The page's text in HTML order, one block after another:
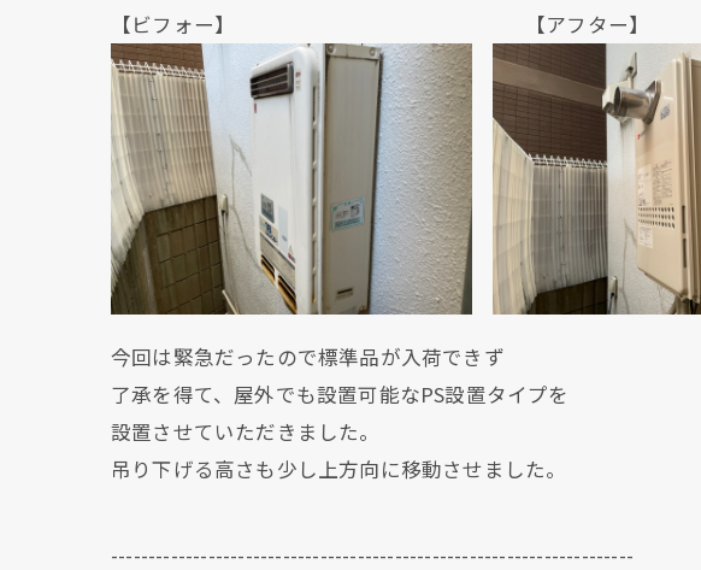
【ビフォー】 【アフター】
今回は緊急だったので標準品が入荷できず
了承を得て、屋外でも設置可能なPS設置タイプを
設置させていただきました。
吊り下げる高さも少し上方向に移動させました。
----------------------------------------------------------------------